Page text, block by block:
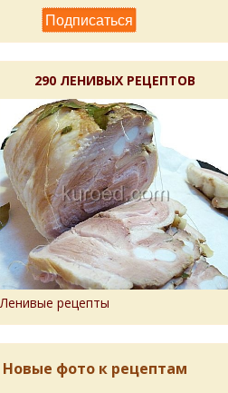
290 ЛЕНИВЫХ РЕЦЕПТОВ
Ленивые рецепты
Новые фото к рецептам